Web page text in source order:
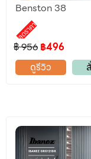
Benston 38
ลดราคา
฿ 956 ฿496
ดูรีวิว